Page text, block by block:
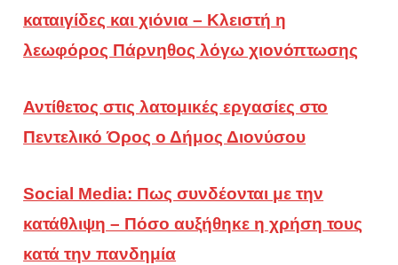
καταιγίδες και χιόνια – Κλειστή η
λεωφόρος Πάρνηθος λόγω χιονόπτωσης
Αντίθετος στις λατομικές εργασίες στο
Πεντελικό Όρος ο Δήμος Διονύσου
Social Media: Πως συνδέονται με την
κατάθλιψη – Πόσο αυξήθηκε η χρήση τους
κατά την πανδημία